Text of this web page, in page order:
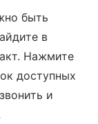
быть
в
Нажмите
доступных
и